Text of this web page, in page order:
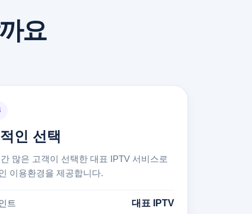
요
인 선택
많은 고객이 선택한 대표 IPTV 서비스로
이용환경을 제공합니다.
트 대표 IPTV